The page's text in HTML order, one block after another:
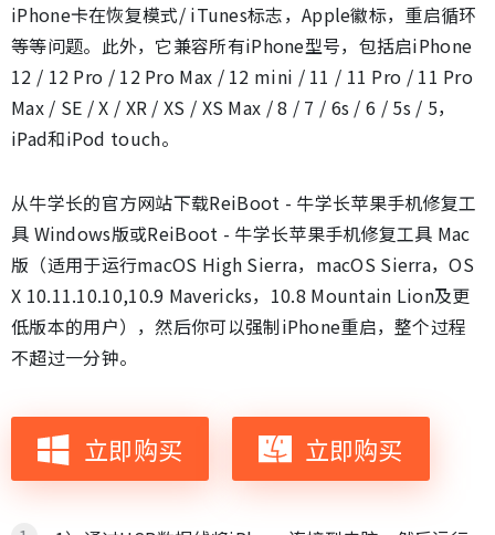
iPhone卡在恢复模式/ iTunes标志，Apple徽标，重启循环
等等问题。此外，它兼容所有iPhone型号，包括启iPhone
12 / 12 Pro / 12 Pro Max / 12 mini / 11 / 11 Pro / 11 Pro
Max / SE / X / XR / XS / XS Max / 8 / 7 / 6s / 6 / 5s / 5，
iPad和iPod touch。
从牛学长的官方网站下载ReiBoot - 牛学长苹果手机修复工
具 Windows版或ReiBoot - 牛学长苹果手机修复工具 Mac
版（适用于运行macOS High Sierra，macOS Sierra，OS
X 10.11.10.10,10.9 Mavericks，10.8 Mountain Lion及更
低版本的用户），然后你可以强制iPhone重启，整个过程
不超过一分钟。
立即购买 立即购买